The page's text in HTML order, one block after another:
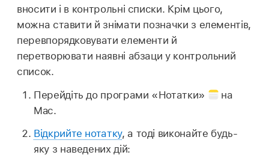
вносити і в контрольні списки. Крім цього,
можна ставити й знімати позначки з елементів,
перевпорядковувати елементи й
перетворювати наявні абзаци у контрольний
список.
Перейдіть до програми «Нотатки»
на
Mac.
Відкрийте нотатку, а тоді виконайте будь-
яку з наведених дій: